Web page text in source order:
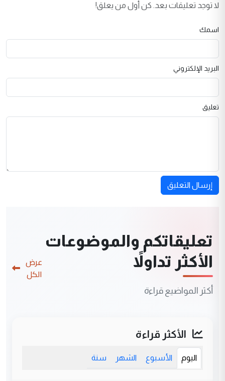
لا توجد تعليقات بعد. كن أول من يعلق!
اسمك
البريد الإلكتروني
تعليق
إرسال التعليق
تعليقاتكم والموضوعات
الأكثر تداولاً
أكثر المواضيع قراءة
عرض
الكل
الأكثر قراءة
اليوم الأسبوع الشهر سنة